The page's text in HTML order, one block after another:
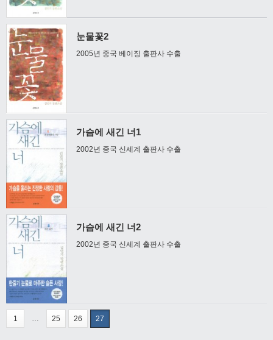
눈물꽃2
2005년 중국 베이징 출판사 수출
가슴에 새긴 너1
2002년 중국 신세계 출판사 수출
가슴에 새긴 너2
2002년 중국 신세계 출판사 수출
1 25 26 27